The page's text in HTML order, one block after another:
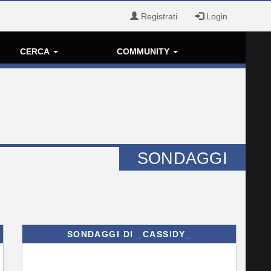
Registrati Login
CERCA COMMUNITY
SONDAGGI
SONDAGGI DI _CASSIDY_